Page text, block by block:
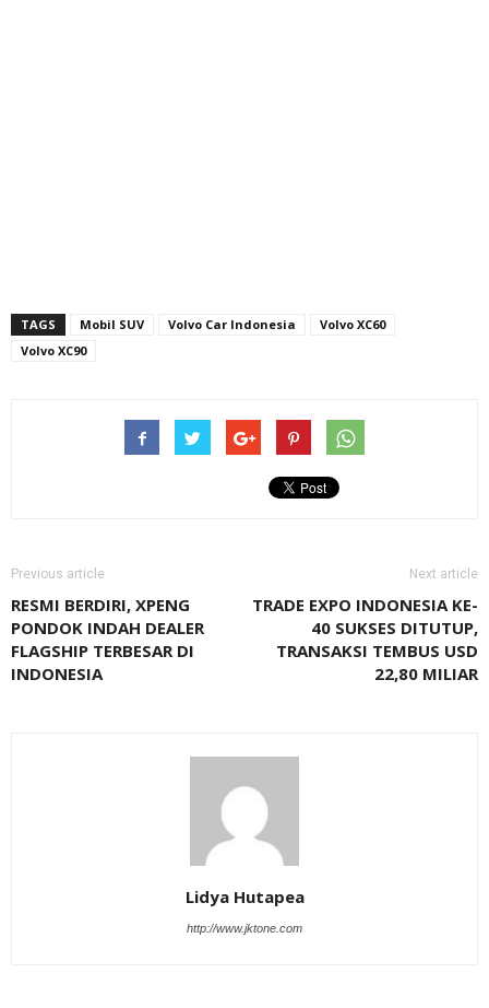
TAGS Mobil SUV Volvo Car Indonesia
Volvo XC60
Volvo XC90
Previous article
RESMI BERDIRI, XPENG
PONDOK INDAH DEALER
FLAGSHIP TERBESAR DI
INDONESIA
Next article
TRADE EXPO INDONESIA KE-
40 SUKSES DITUTUP,
TRANSAKSI TEMBUS USD
22,80 MILIAR
Lidya Hutapea
http://www.jktone.com